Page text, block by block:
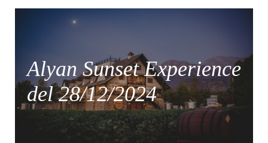
Alyan Sunset Experience
del 28/12/2024